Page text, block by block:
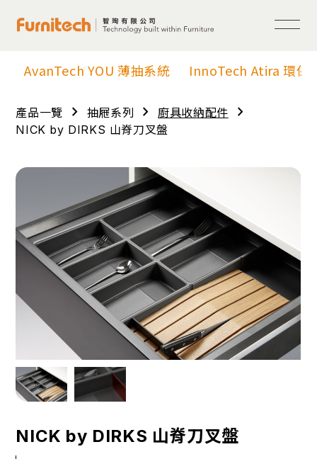
AvanTech YOU 薄抽系統 InnoTech Atira 環保
產品一覽 chevron_right 抽屜系列 chevron_right 廚具收納配件 chevron_right
NICK by DIRKS 山脊刀叉盤
NICK by DIRKS 山脊刀叉盤